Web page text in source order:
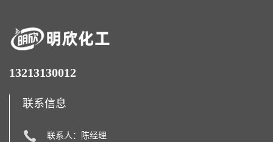
13213130012
联系信息
联系人：陈经理